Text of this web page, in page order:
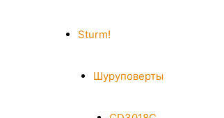
Sturm!
Шуруповерты